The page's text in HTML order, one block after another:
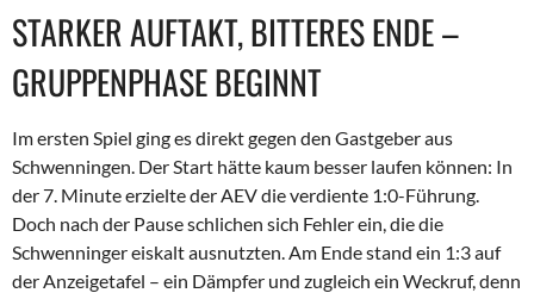
STARKER AUFTAKT, BITTERES ENDE –
GRUPPENPHASE BEGINNT
Im ersten Spiel ging es direkt gegen den Gastgeber aus
Schwenningen. Der Start hätte kaum besser laufen können: In
der 7. Minute erzielte der AEV die verdiente 1:0-Führung.
Doch nach der Pause schlichen sich Fehler ein, die die
Schwenninger eiskalt ausnutzten. Am Ende stand ein 1:3 auf
der Anzeigetafel – ein Dämpfer und zugleich ein Weckruf, denn